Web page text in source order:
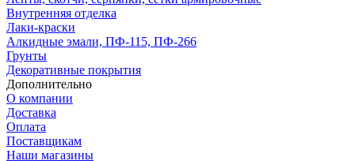
Внутренняя отделка
Лаки-краски
Алкидные эмали, ПФ-115, ПФ-266
Грунты
Декоративные покрытия
Дополнительно
О компании
Доставка
Оплата
Поставщикам
Наши магазины